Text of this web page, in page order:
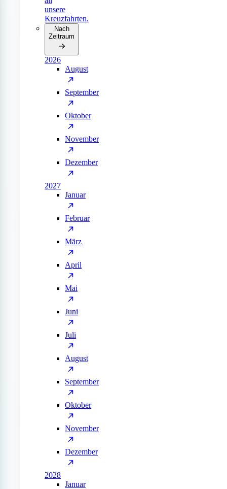
unsere
Kreuzfahrten.
Nach
Zeitraum
2026
August
September
Oktober
November
Dezember
2027
Januar
Februar
März
April
Mai
Juni
Juli
August
September
Oktober
November
Dezember
2028
Januar